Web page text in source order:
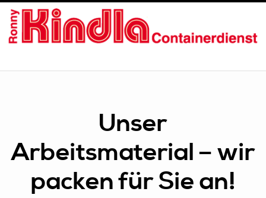
UNSER TEAM
Unser
Arbeitsmaterial – wir
packen für Sie an!